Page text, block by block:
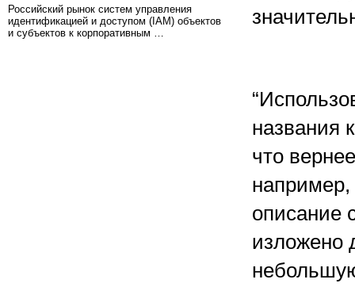
Российский рынок систем управления
идентификацией и доступом (IAM) объектов
и субъектов к корпоративным …
названия
что
например,
описание
изложено